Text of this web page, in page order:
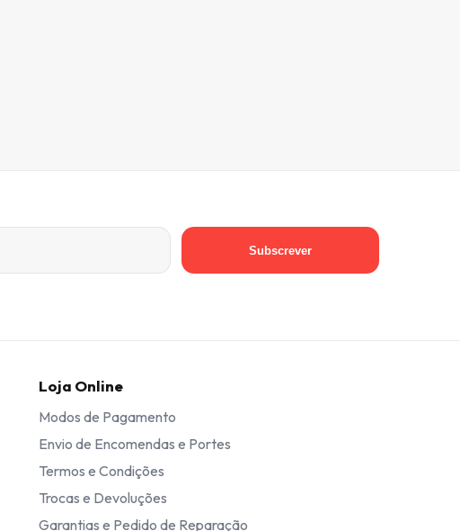
Subscrever
Loja Online
Modos de Pagamento
Envio de Encomendas e Portes
Termos e Condições
Trocas e Devoluções
Garantias e Pedido de Reparação